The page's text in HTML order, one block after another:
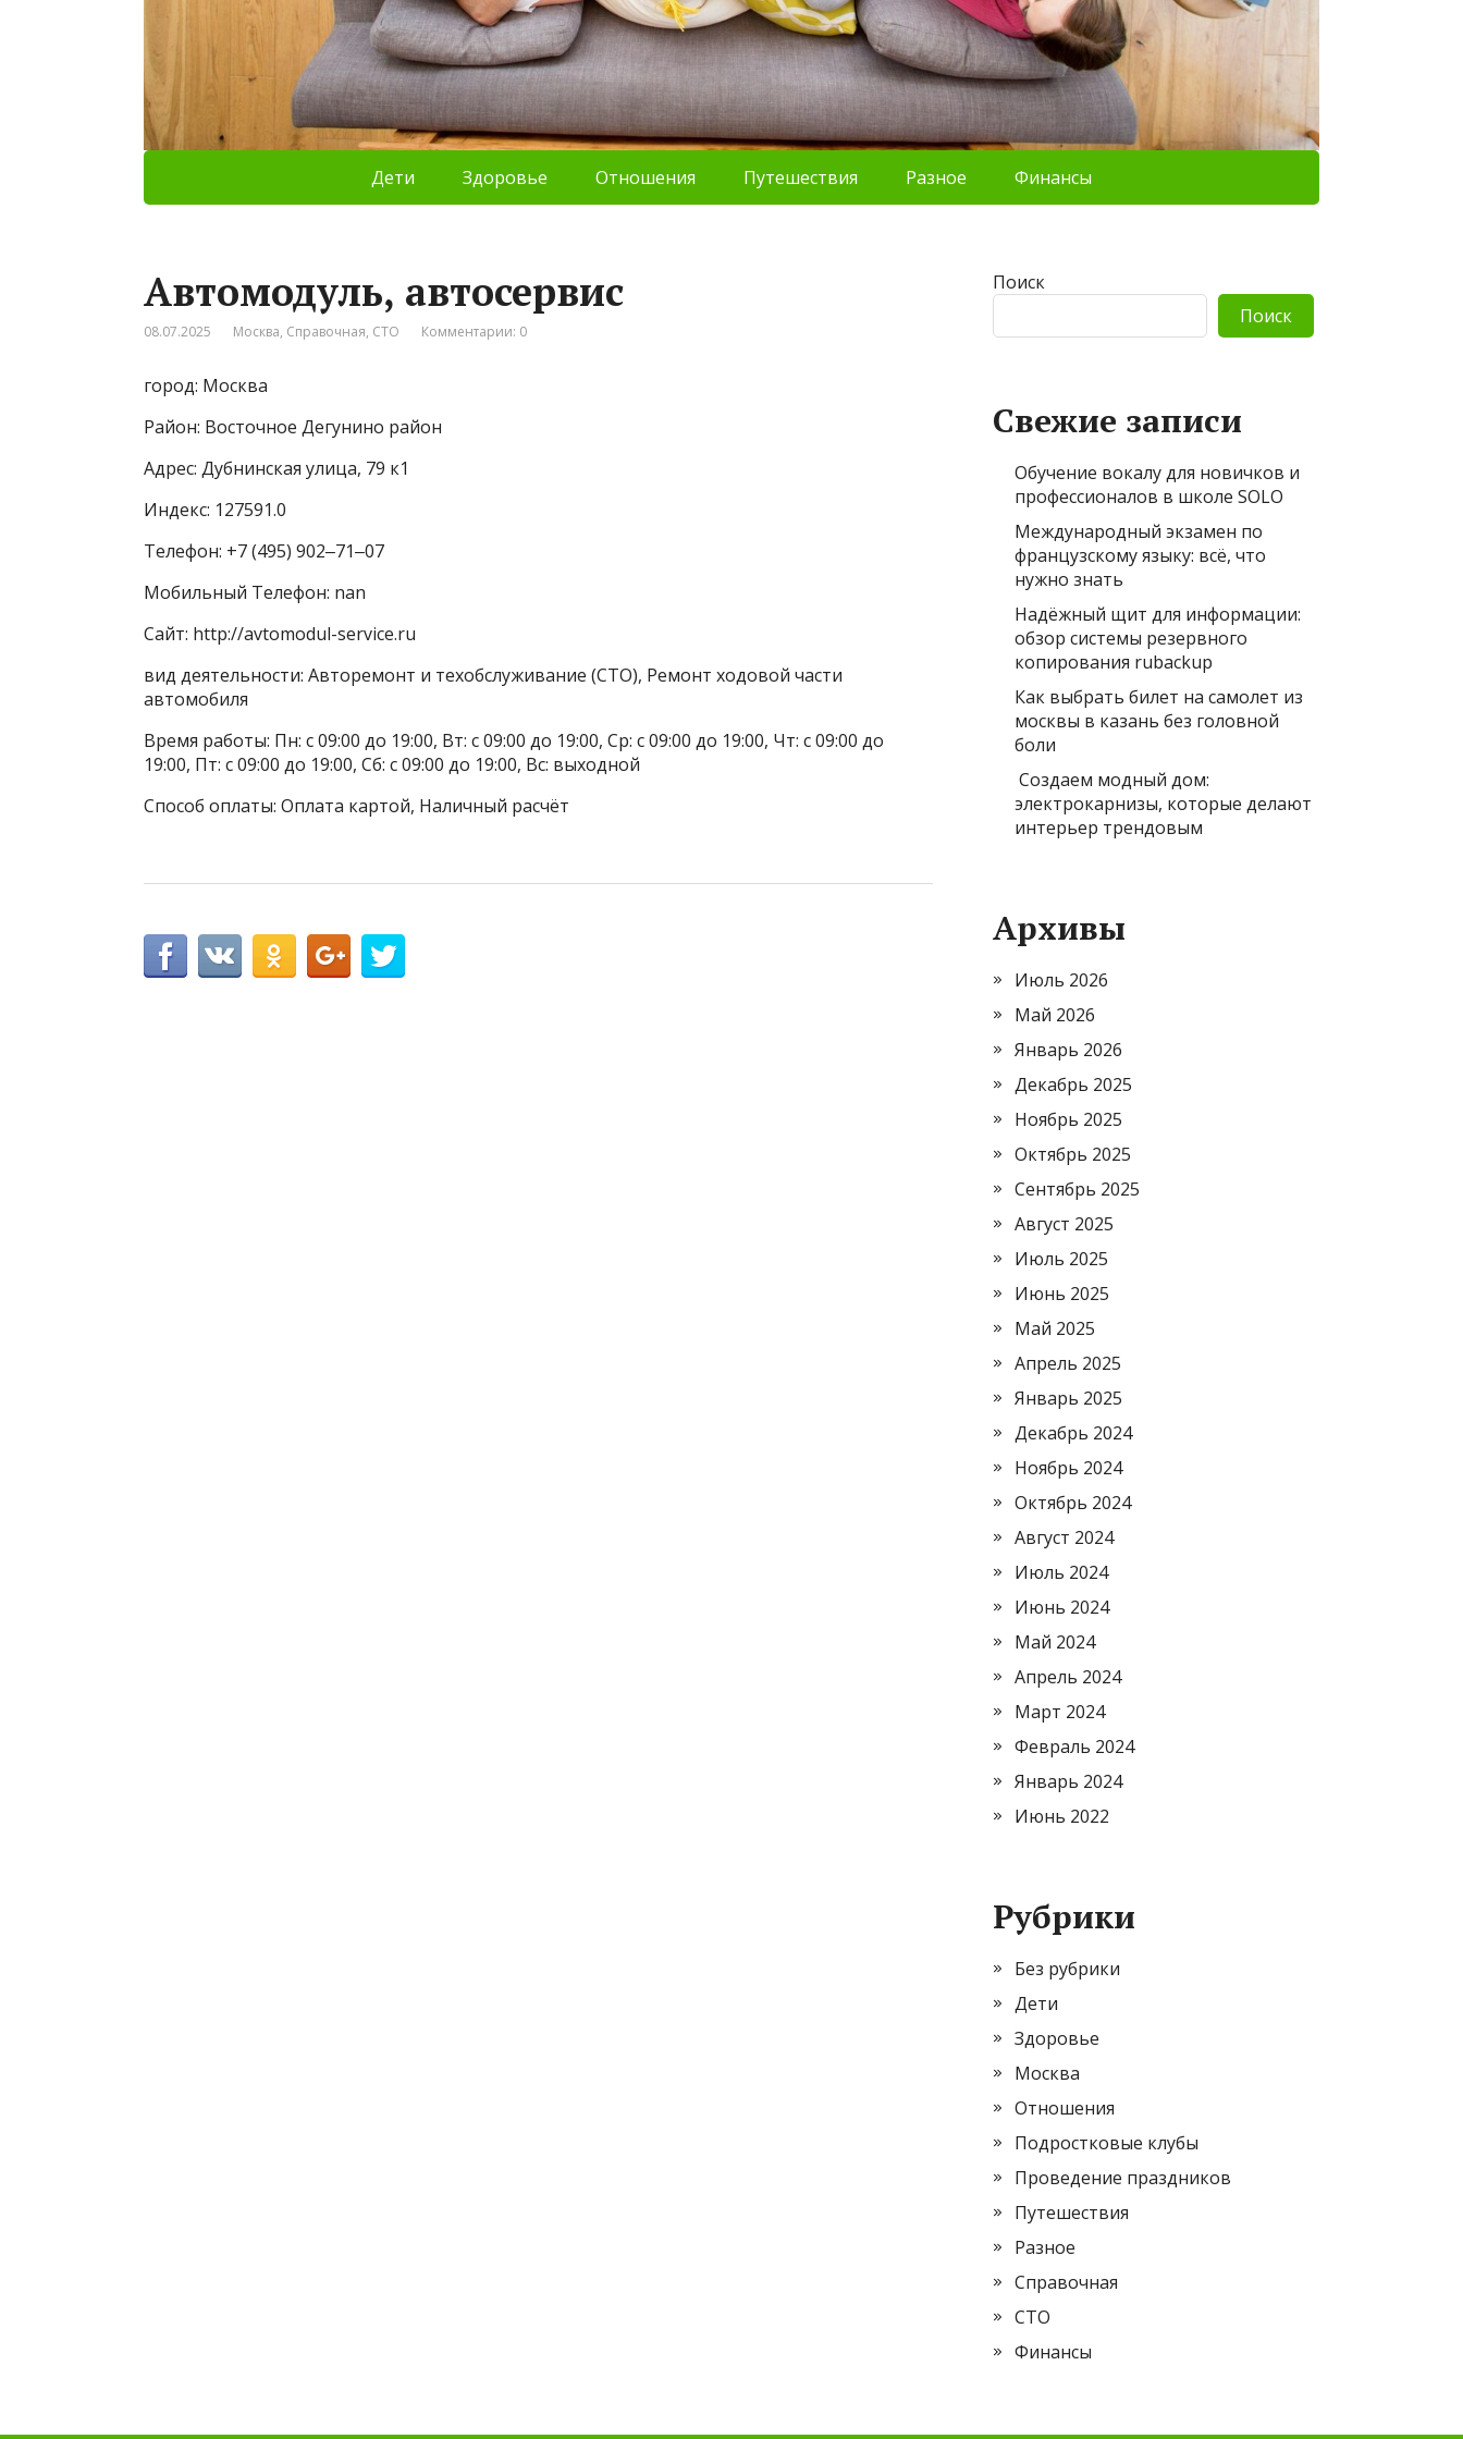
Дети Здоровье Отношения Путешествия Разное Финансы
Автомодуль, автосервис
08.07.2025 Москва, Справочная, СТО Комментарии: 0
город: Москва
Район: Восточное Дегунино район
Адрес: Дубнинская улица, 79 к1
Индекс: 127591.0
Телефон: +7 (495) 902‒71‒07
Мобильный Телефон: nan
Сайт: http://avtomodul-service.ru
вид деятельности: Авторемонт и техобслуживание (СТО), Ремонт ходовой части
автомобиля
Время работы: Пн: с 09:00 до 19:00, Вт: с 09:00 до 19:00, Ср: с 09:00 до 19:00, Чт: с 09:00 до
19:00, Пт: с 09:00 до 19:00, Сб: с 09:00 до 19:00, Вс: выходной
Способ оплаты: Оплата картой, Наличный расчёт
Поиск
Поиск
Свежие записи
Обучение вокалу для новичков и
профессионалов в школе SOLO
Международный экзамен по
французскому языку: всё, что
нужно знать
Надёжный щит для информации:
обзор системы резервного
копирования rubackup
Как выбрать билет на самолет из
москвы в казань без головной
боли
Создаем модный дом:
электрокарнизы, которые делают
интерьер трендовым
Архивы
Июль 2026
Май 2026
Январь 2026
Декабрь 2025
Ноябрь 2025
Октябрь 2025
Сентябрь 2025
Август 2025
Июль 2025
Июнь 2025
Май 2025
Апрель 2025
Январь 2025
Декабрь 2024
Ноябрь 2024
Октябрь 2024
Август 2024
Июль 2024
Июнь 2024
Май 2024
Апрель 2024
Март 2024
Февраль 2024
Январь 2024
Июнь 2022
Рубрики
Без рубрики
Дети
Здоровье
Москва
Отношения
Подростковые клубы
Проведение праздников
Путешествия
Разное
Справочная
СТО
Финансы